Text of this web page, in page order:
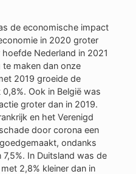
de economische impact
in 2020 groter
Nederland in 2021
maken dan onze
2019 groeide de
Ook in België was
groter dan in 2019.
en het Verenigd
door corona een
ondanks
In Duitsland was de
2,8% kleiner dan in